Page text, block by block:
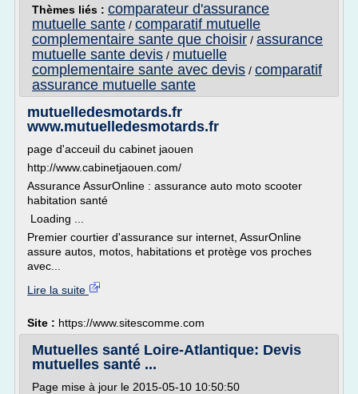
Thèmes liés : comparateur d'assurance
mutuelle sante / comparatif mutuelle
complementaire sante que choisir / assurance
mutuelle sante devis / mutuelle
complementaire sante avec devis / comparatif
assurance mutuelle sante
mutuelledesmotards.fr
www.mutuelledesmotards.fr
page d'acceuil du cabinet jaouen
http://www.cabinetjaouen.com/
Assurance AssurOnline : assurance auto moto scooter
habitation santé
Loading ...
Premier courtier d'assurance sur internet, AssurOnline
assure autos, motos, habitations et protège vos proches
avec...
Lire la suite
Site : https://www.sitescomme.com
Mutuelles santé Loire-Atlantique: Devis
mutuelles santé ...
Page mise à jour le 2015-05-10 10:50:50